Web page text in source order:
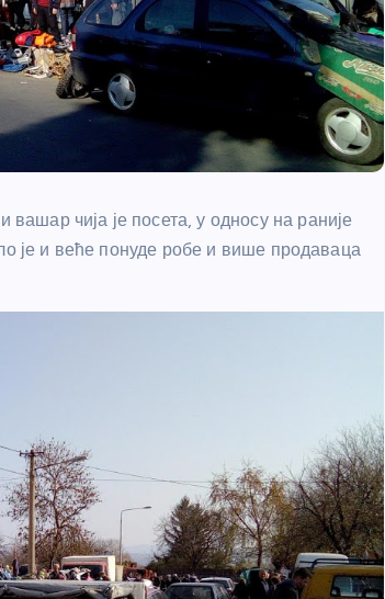
чија је посета, у односу на раније
је и веће понуде робе и више продаваца